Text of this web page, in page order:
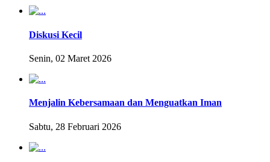
Diskusi Kecil
Senin, 02 Maret 2026
Menjalin Kebersamaan dan Menguatkan Iman
Sabtu, 28 Februari 2026